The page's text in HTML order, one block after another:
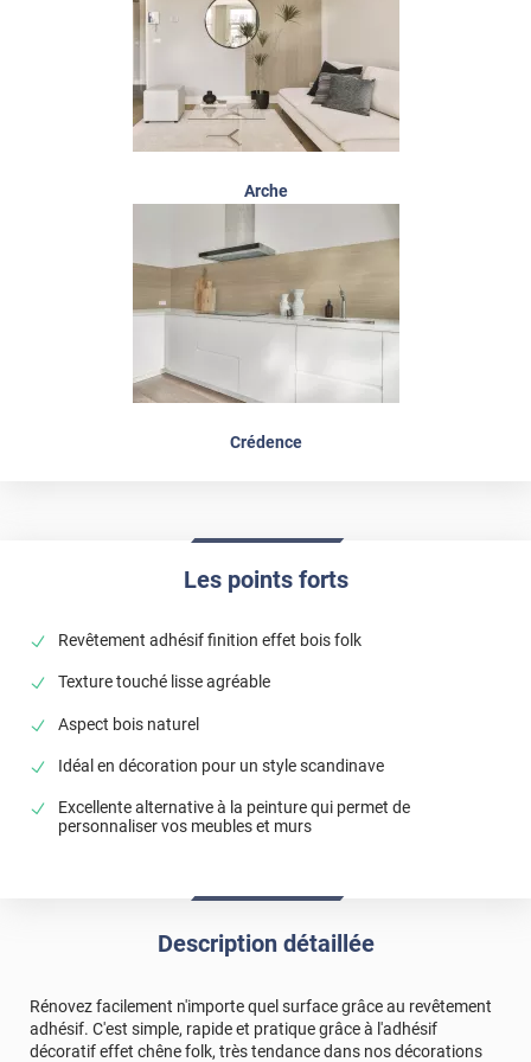
Arche
Crédence
Les points forts
Revêtement adhésif finition effet bois folk
Texture touché lisse agréable
Aspect bois naturel
Idéal en décoration pour un style scandinave
Excellente alternative à la peinture qui permet de
personnaliser vos meubles et murs
Description détaillée
Rénovez facilement n'importe quel surface grâce au revêtement
adhésif. C'est simple, rapide et pratique grâce à l'adhésif
décoratif effet chêne folk, très tendance dans nos décorations